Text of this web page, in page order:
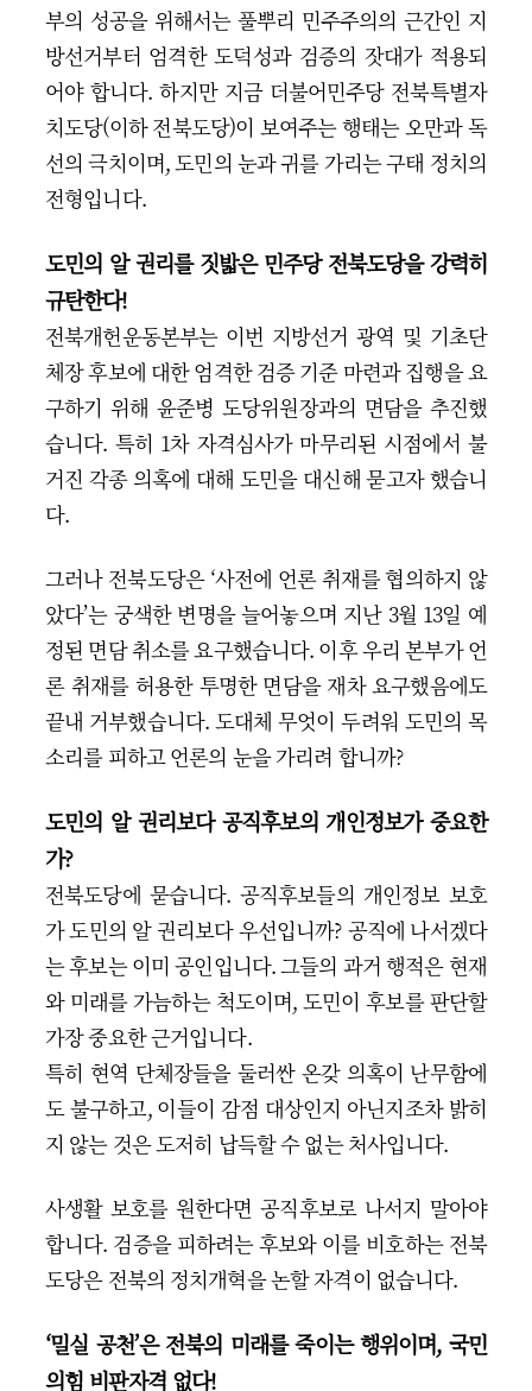
부의 성공을 위해서는 풀뿌리 민주주의의 근간인 지
방선거부터 엄격한 도덕성과 검증의 잣대가 적용되
어야 합니다. 하지만 지금 더불어민주당 전북특별자
치도당(이하 전북도당)이 보여주는 행태는 오만과 독
선의 극치이며, 도민의 눈과 귀를 가리는 구태 정치의
전형입니다.
도민의 알 권리를 짓밟은 민주당 전북도당을 강력히
규탄한다!
전북개헌운동본부는 이번 지방선거 광역 및 기초단
체장 후보에 대한 엄격한 검증 기준 마련과 집행을 요
구하기 위해 윤준병 도당위원장과의 면담을 추진했
습니다. 특히 1차 자격심사가 마무리된 시점에서 불
거진 각종 의혹에 대해 도민을 대신해 묻고자 했습니
다.
그러나 전북도당은 ‘사전에 언론 취재를 협의하지 않
았다’는 궁색한 변명을 늘어놓으며 지난 3월 13일 예
정된 면담 취소를 요구했습니다. 이후 우리 본부가 언
론 취재를 허용한 투명한 면담을 재차 요구했음에도
끝내 거부했습니다. 도대체 무엇이 두려워 도민의 목
소리를 피하고 언론의 눈을 가리려 합니까?
도민의 알 권리보다 공직후보의 개인정보가 중요한
가?
전북도당에 묻습니다. 공직후보들의 개인정보 보호
가 도민의 알 권리보다 우선입니까? 공직에 나서겠다
는 후보는 이미 공인입니다. 그들의 과거 행적은 현재
와 미래를 가늠하는 척도이며, 도민이 후보를 판단할
가장 중요한 근거입니다.
특히 현역 단체장들을 둘러싼 온갖 의혹이 난무함에
도 불구하고, 이들이 감점 대상인지 아닌지조차 밝히
지 않는 것은 도저히 납득할 수 없는 처사입니다.
사생활 보호를 원한다면 공직후보로 나서지 말아야
합니다. 검증을 피하려는 후보와 이를 비호하는 전북
도당은 전북의 정치개혁을 논할 자격이 없습니다.
‘밀실 공천’은 전북의 미래를 죽이는 행위이며, 국민
의힘 비판자격 없다!